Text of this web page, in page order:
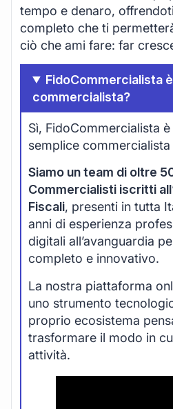
tempo e denaro,
completo che ti
ciò che ami fare: far
FidoCommercialista
commercialista?
Sì, FidoCommercialista
semplice
Siamo un team di oltre
Commercialisti iscritti
Fiscali, presenti in tutta
anni di esperienza
digitali all’avanguardia
completo e innovativo.
La nostra piattaforma
uno strumento
proprio ecosistema
trasformare il modo in
attività.